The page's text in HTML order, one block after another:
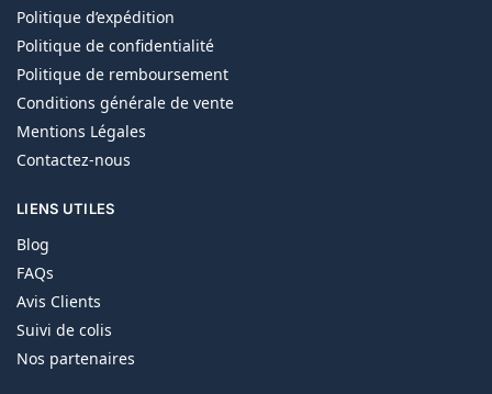
Politique d’expédition
Politique de confidentialité
Politique de remboursement
Conditions générale de vente
Mentions Légales
Contactez-nous
LIENS UTILES
Blog
FAQs
Avis Clients
Suivi de colis
Nos partenaires